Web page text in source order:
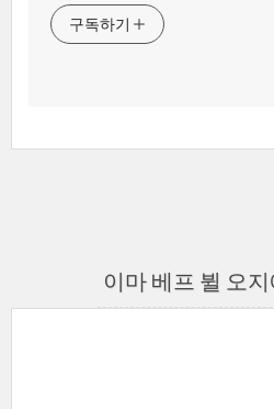
구독하기
이마 베프 뷜 오지